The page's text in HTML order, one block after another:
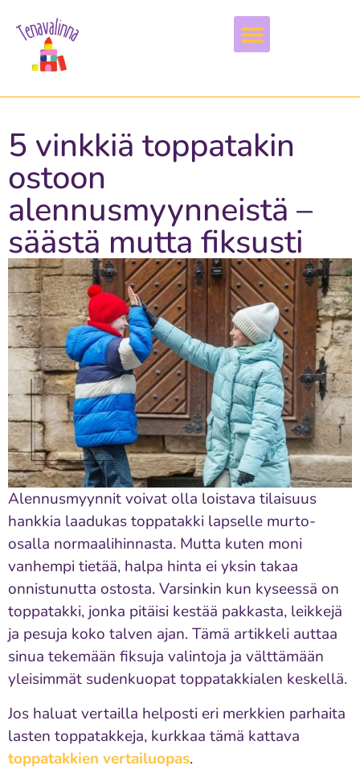
5 vinkkiä toppatakin
ostoon
alennusmyynneistä –
säästä mutta fiksusti
Alennusmyynnit voivat olla loistava tilaisuus
hankkia laadukas toppatakki lapselle murto-
osalla normaalihinnasta. Mutta kuten moni
vanhempi tietää, halpa hinta ei yksin takaa
onnistunutta ostosta. Varsinkin kun kyseessä on
toppatakki, jonka pitäisi kestää pakkasta, leikkejä
ja pesuja koko talven ajan. Tämä artikkeli auttaa
sinua tekemään fiksuja valintoja ja välttämään
yleisimmät sudenkuopat toppatakkialen keskellä.
Jos haluat vertailla helposti eri merkkien parhaita
lasten toppatakkeja, kurkkaa tämä kattava
toppatakkien vertailuopas.